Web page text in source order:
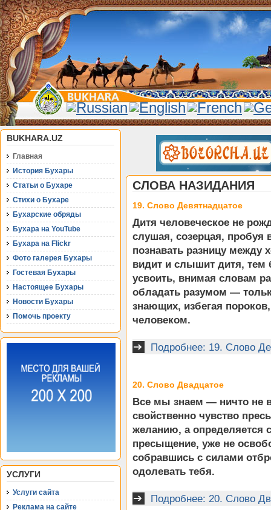
BUKHARA.UZ
Главная
История Бухары
Статьи о Бухаре
Стихи о Бухаре
Бухарские обряды
Бухара на YouTube
Бухара на Flickr
Фото галерея Бухары
Гостевая Бухары
Настоящее Бухары
Новости Бухары
Помочь проекту
УСЛУГИ
Услуги сайта
Реклама на сайте
СЛОВА НАЗИДАНИЯ
19. Слово Девятнадцатое
Дитя человеческое не
слушая, созерцая, пробуя
познавать разницу
видит и слышит дитя, тем
усвоить, внимая словам
обладать разумом —
знающих, избегая
человеком.
Подробнее: 19. Слово
20. Слово Двадцатое
Все мы знаем — ничто не
свойственно чувство
желанию, а определяется
пресыщение, уже не
собравшись с силами
одолевать тебя.
Подробнее: 20. Слово